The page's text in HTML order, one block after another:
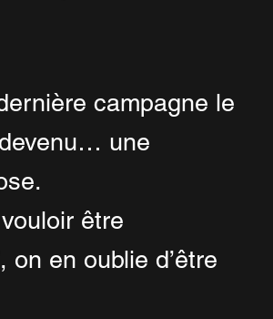
campagne le
une
être
on en oublie d’être